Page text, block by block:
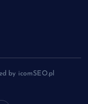
by icomSEO.pl